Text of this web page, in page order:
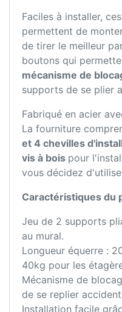
Faciles à installer,
permettent de
de tirer le meilleur
boutons qui
mécanisme de
supports de se plier
Fabriqué en acier
La fourniture
et 4 chevilles
vis à bois pour
vous décidez
Caractéristiques du
Jeu de 2 supports
au mural.
Longueur équerre :
40kg pour les
Mécanisme de
de se replier
Installation facile